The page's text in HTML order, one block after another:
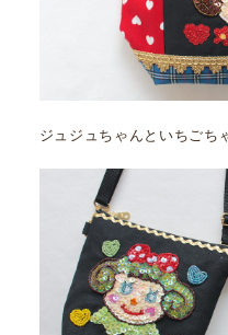
ジュジュちゃんといちごち